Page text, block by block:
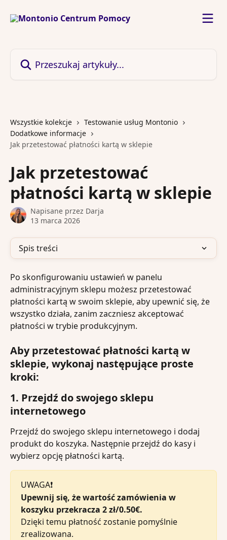
Wszystkie kolekcje
Testowanie usług Montonio
Dodatkowe informacje
Jak przetestować płatności kartą w sklepie
Jak przetestować
płatności kartą w sklepie
Napisane przez Darja
13 marca 2026
Spis treści
Po skonfigurowaniu ustawień w panelu
administracyjnym sklepu możesz przetestować
płatności kartą w swoim sklepie, aby upewnić się, że
wszystko działa, zanim zaczniesz akceptować
płatności w trybie produkcyjnym.
Aby przetestować płatności kartą w
sklepie, wykonaj następujące proste
kroki:
1. Przejdź do swojego sklepu
internetowego
Przejdź do swojego sklepu internetowego i dodaj
produkt do koszyka. Następnie przejdź do kasy i
wybierz opcję płatności kartą.
UWAGA❗️
Upewnij się, że wartość zamówienia w
koszyku przekracza 2 zł/0.50€.
Dzięki temu płatność zostanie pomyślnie
zrealizowana.